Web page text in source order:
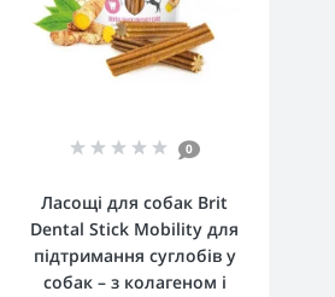
0
Ласощі для собак Brit
Dental Stick Mobility для
підтримання суглобів у
собак – з колагеном і